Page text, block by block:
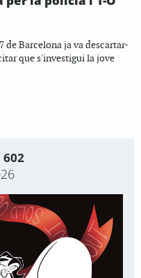
Barcelona ja va descartar-
que s'investigui la jove
602